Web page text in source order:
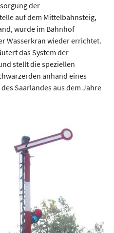
der
auf dem Mittelbahnsteig,
wurde im Bahnhof
Wasserkran wieder errichtet.
das System der
stellt die speziellen
anhand eines
Saarlandes aus dem Jahre